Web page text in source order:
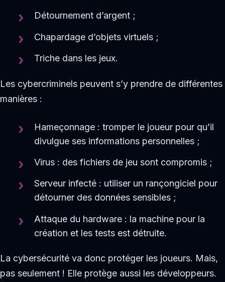
Détournement d’argent ;
Chapardage d’objets virtuels ;
Triche dans les jeux.
Les cybercriminels peuvent s’y prendre de différentes
manières :
Hameçonnage : tromper le joueur pour qu’il
divulgue ses informations personnelles ;
Virus : des fichiers de jeu sont compromis ;
Serveur infecté : utiliser un rançongiciel pour
détourner des données sensibles ;
Attaque du hardware : la machine pour la
création et les tests est détruite.
La cybersécurité va donc protéger les joueurs. Mais,
pas seulement ! Elle protège aussi les développeurs.